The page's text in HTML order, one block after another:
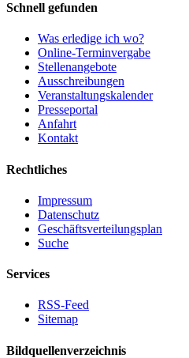
Schnell gefunden
Was erledige ich wo?
Online-Terminvergabe
Stellenangebote
Ausschreibungen
Veranstaltungskalender
Presseportal
Anfahrt
Kontakt
Rechtliches
Impressum
Datenschutz
Geschäftsverteilungsplan
Suche
Services
RSS-Feed
Sitemap
Bildquellenverzeichnis